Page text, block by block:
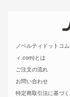
ノベルティドットコ
ィ.com)とは
ご注文の流れ
お問い合わせ
特定商取引法に基づ